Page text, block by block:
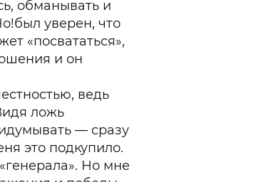
обманывать и
уверен, что
«посвататься»,
и он
ведь
ложь
— сразу
это подкупило.
Но мне